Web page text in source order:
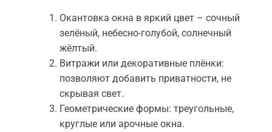
Окантовка окна в яркий цвет – сочный
зелёный, небесно-голубой, солнечный
жёлтый.
Витражи или декоративные плёнки:
позволяют добавить приватности, не
скрывая свет.
Геометрические формы: треугольные,
круглые или арочные окна.